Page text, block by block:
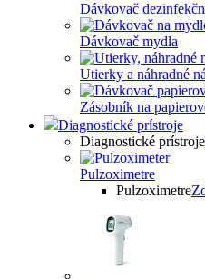
Dávkovač
Dávkovač mydla
Utierky a náhradné
Zásobník na
Diagnostické prístroje
Diagnostické prístroje
Pulzoximetre
Pulzoximetre